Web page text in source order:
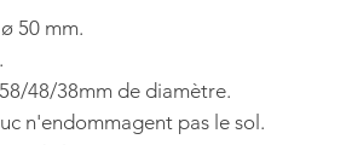
50 mm.
48/38mm de diamètre.
n'endommagent pas le sol.